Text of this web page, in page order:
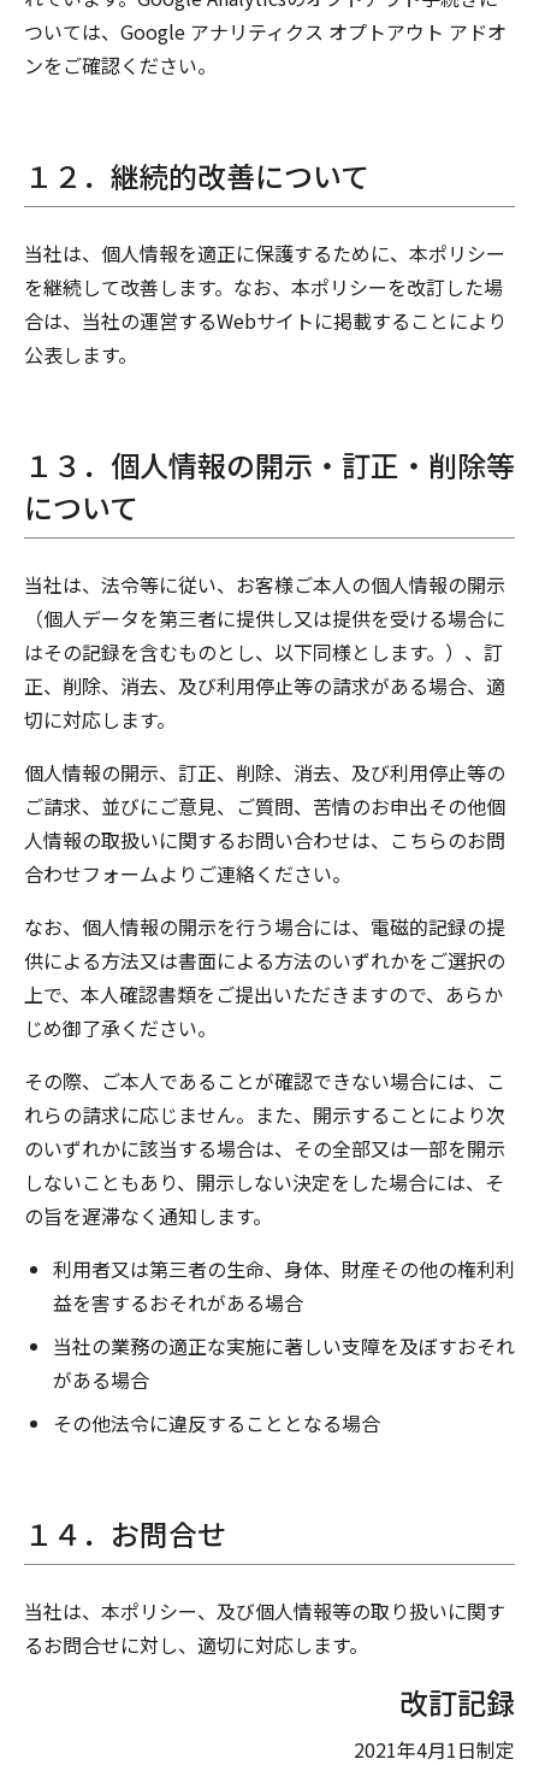
ついては、Google アナリティクス オプトアウト アドオ
ンをご確認ください。
１２．継続的改善について
当社は、個人情報を適正に保護するために、本ポリシー
を継続して改善します。なお、本ポリシーを改訂した場
合は、当社の運営するWebサイトに掲載することにより
公表します。
１３．個人情報の開示・訂正・削除等
について
当社は、法令等に従い、お客様ご本人の個人情報の開示
（個人データを第三者に提供し又は提供を受ける場合に
はその記録を含むものとし、以下同様とします。）、訂
正、削除、消去、及び利用停止等の請求がある場合、適
切に対応します。
個人情報の開示、訂正、削除、消去、及び利用停止等の
ご請求、並びにご意見、ご質問、苦情のお申出その他個
人情報の取扱いに関するお問い合わせは、こちらのお問
合わせフォームよりご連絡ください。
なお、個人情報の開示を行う場合には、電磁的記録の提
供による方法又は書面による方法のいずれかをご選択の
上で、本人確認書類をご提出いただきますので、あらか
じめ御了承ください。
その際、ご本人であることが確認できない場合には、こ
れらの請求に応じません。また、開示することにより次
のいずれかに該当する場合は、その全部又は一部を開示
しないこともあり、開示しない決定をした場合には、そ
の旨を遅滞なく通知します。
利用者又は第三者の生命、身体、財産その他の権利利
益を害するおそれがある場合
当社の業務の適正な実施に著しい支障を及ぼすおそれ
がある場合
その他法令に違反することとなる場合
１４．お問合せ
当社は、本ポリシー、及び個人情報等の取り扱いに関す
るお問合せに対し、適切に対応します。
改訂記録
2021年4月1日制定